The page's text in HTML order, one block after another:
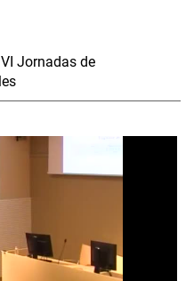
Jornadas de